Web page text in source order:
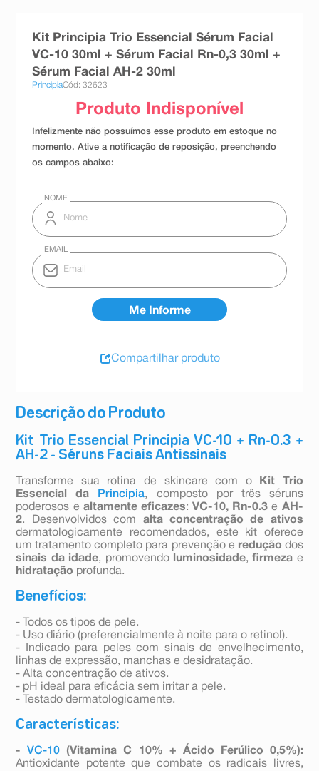
Descrição do Produto
Kit Trio Essencial Principia VC-10 + Rn-0.3 +
AH-2 - Séruns Faciais Antissinais
Transforme sua rotina de skincare com o
Kit Trio
Essencial da
Principia, composto por três séruns
poderosos e altamente eficazes:VC-10, Rn-0.3 e AH-
2. Desenvolvidos com alta concentração de ativos
dermatologicamente recomendados, este kit oferece
um tratamento completo para prevenção e redução dos
sinais da idade, promovendo luminosidade,firmeza e
hidratação profunda.
Benefícios:
- Todos os tipos de pele.
- Uso diário (preferencialmente à noite para o retinol).
- Indicado para peles com sinais de envelhecimento,
linhas de expressão, manchas e desidratação.
- Alta concentração de ativos.
- pH ideal para eficácia sem irritar a pele.
- Testado dermatologicamente.
Características:
-VC-10 (Vitamina C 10% + Ácido Ferúlico 0,5%):
Antioxidante potente que combate os radicais livres,
Kit Principia Trio Essencial Sérum Facial
VC-10 30ml + Sérum Facial Rn-0,3 30ml +
Sérum Facial AH-2 30ml
PrincipiaCód: 32623
Compartilhar produto
teste gravidez
ºesmalte